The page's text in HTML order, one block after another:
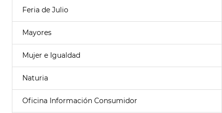
Feria de Julio
Mayores
Mujer e Igualdad
Naturia
Oficina Información Consumidor